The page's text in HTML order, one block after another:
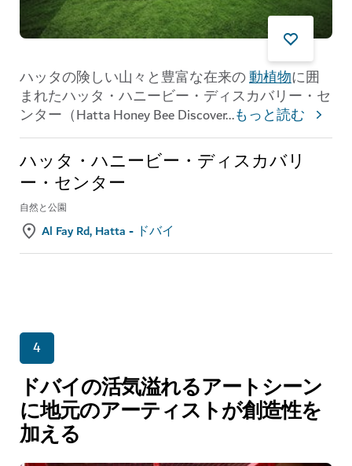
ハッタの険しい山々と豊富な在来の動植物に囲
まれたハッタ・ハニービー・ディスカバリー・セ
ンター（Hatta Honey Bee Discover...もっと読む
ハッタ・ハニービー・ディスカバリ
ー・センター
自然と公園
Al Fay Rd, Hatta - ドバイ
4
ドバイの活気溢れるアートシーン
に地元のアーティストが創造性を
加える